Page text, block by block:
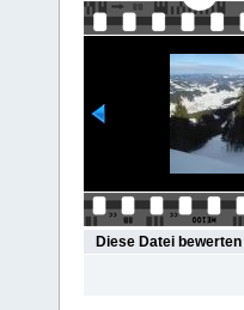
Diese Datei bewerten